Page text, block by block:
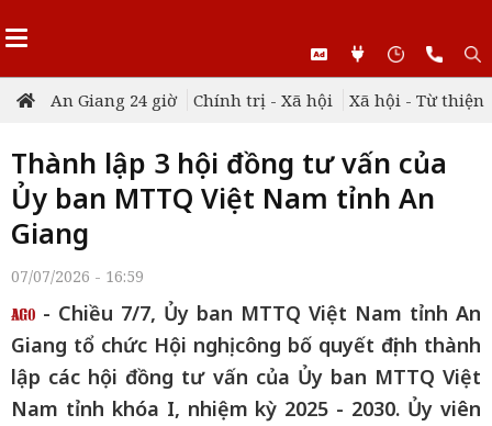
An Giang 24 giờ Chính trị - Xã hội Xã hội - Từ thiện
Thành lập 3 hội đồng tư vấn của
Ủy ban MTTQ Việt Nam tỉnh An
Giang
07/07/2026 - 16:59
- Chiều 7/7, Ủy ban MTTQ Việt Nam tỉnh An
Giang tổ chức Hội nghị công bố quyết định thành
lập các hội đồng tư vấn của Ủy ban MTTQ Việt
Nam tỉnh khóa I, nhiệm kỳ 2025 - 2030. Ủy viên